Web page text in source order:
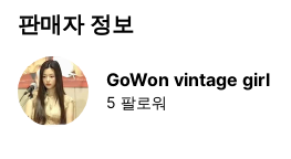
판매자 정보
GoWon vintage girl
5 팔로워